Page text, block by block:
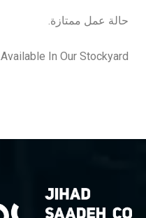
حالة عمل ممتازة.
Available In Our Stockyard.